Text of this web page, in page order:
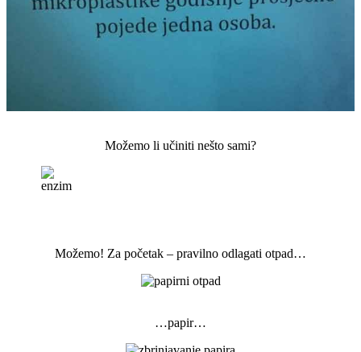
Možemo li učiniti nešto sami?
Možemo! Za početak – pravilno odlagati otpad…
…papir…